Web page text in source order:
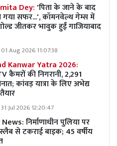
Dey: 'पिता के जाने के बाद
गया सफर...', कॉमनवेल्थ गेम्स में
जीतकर भावुक हुईं गाजियाबाद
Aug 2026 11:07:38
Kanwar Yatra 2026:
कैमरों की निगरानी, 2,291
कांवड़ यात्रा के लिए अभेद्य
Jul 2026 12:20:47
निर्माणाधीन पुलिया पर
से टकराई बाइक; 45 वर्षीय